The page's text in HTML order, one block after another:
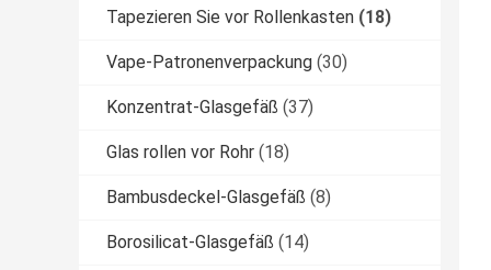
Tapezieren Sie vor Rollenkasten (18)
Vape-Patronenverpackung (30)
Konzentrat-Glasgefäß (37)
Glas rollen vor Rohr (18)
Bambusdeckel-Glasgefäß (8)
Borosilicat-Glasgefäß (14)